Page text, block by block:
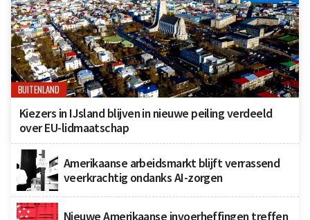
BUITENLAND
Kiezers in IJsland blijven in nieuwe peiling verdeeld
over EU-lidmaatschap
Amerikaanse arbeidsmarkt blijft verrassend
veerkrachtig ondanks AI-zorgen
Nieuwe Amerikaanse invoerheffingen treffen